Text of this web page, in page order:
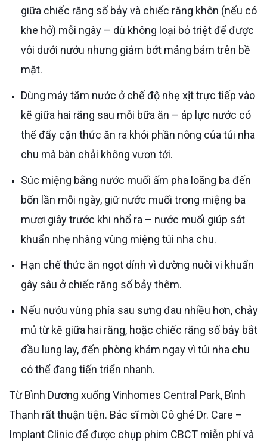
giữa chiếc răng số bảy và chiếc răng khôn (nếu có
khe hở) mỗi ngày – dù không loại bỏ triệt để được
vôi dưới nướu nhưng giảm bớt mảng bám trên bề
mặt.
Dùng máy tăm nước ở chế độ nhẹ xịt trực tiếp vào
kẽ giữa hai răng sau mỗi bữa ăn – áp lực nước có
thể đẩy cặn thức ăn ra khỏi phần nông của túi nha
chu mà bàn chải không vươn tới.
Súc miệng bằng nước muối ấm pha loãng ba đến
bốn lần mỗi ngày, giữ nước muối trong miệng ba
mươi giây trước khi nhổ ra – nước muối giúp sát
khuẩn nhẹ nhàng vùng miệng túi nha chu.
Hạn chế thức ăn ngọt dính vì đường nuôi vi khuẩn
gây sâu ở chiếc răng số bảy thêm.
Nếu nướu vùng phía sau sưng đau nhiều hơn, chảy
mủ từ kẽ giữa hai răng, hoặc chiếc răng số bảy bắt
đầu lung lay, đến phòng khám ngay vì túi nha chu
có thể đang tiến triển nhanh.
Từ Bình Dương xuống Vinhomes Central Park, Bình
Thạnh rất thuận tiện. Bác sĩ mời Cô ghé Dr. Care –
Implant Clinic để được chụp phim CBCT miễn phí và